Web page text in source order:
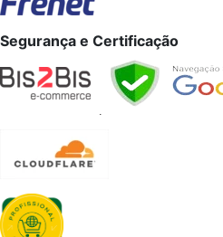
Segurança e Certificação